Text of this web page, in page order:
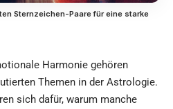
Sternzeichen-Paare für eine starke
Harmonie gehören
Themen in der Astrologie.
sich dafür, warum manche